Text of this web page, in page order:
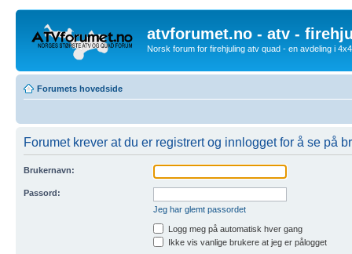
atvforumet.no - atv -
Norsk forum for firehjuling atv quad - en avdeling i
Forumets hovedside
Forumet krever at du er registrert og innlogget for å se på
Brukernavn:
Passord:
Jeg har glemt passordet
Logg meg på automatisk hver gang
Ikke vis vanlige brukere at jeg er pålogget